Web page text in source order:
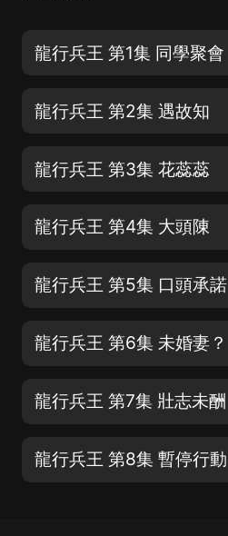
龍行兵王 第1集 同學聚會
龍行兵王 第2集 遇故知
龍行兵王 第3集 花蕊蕊
龍行兵王 第4集 大頭陳
龍行兵王 第5集 口頭承諾
龍行兵王 第6集 未婚妻？
龍行兵王 第7集 壯志未酬
龍行兵王 第8集 暫停行動